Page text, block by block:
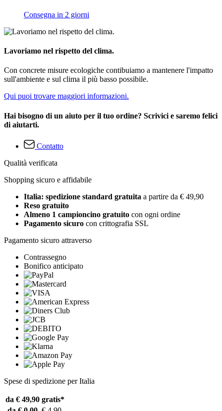
Consegna in 2 giorni
Lavoriamo nel rispetto del clima.
Con concrete misure ecologiche contibuiamo a mantenere l'impatto
sull'ambiente e sul clima il più basso possibile.
Qui puoi trovare maggiori informazioni.
Hai bisogno di un aiuto per il tuo ordine? Scrivici e saremo felici
di aiutarti.
Contatto
Qualità verificata
Shopping sicuro e affidabile
Italia: spedizione standard gratuita a partire da € 49,90
Reso gratuito
Almeno 1 campioncino gratuito con ogni ordine
Pagamento sicuro con crittografia SSL
Pagamento sicuro attraverso
Contrassegno
Bonifico anticipato
Spese di spedizione per Italia
da € 49,90 gratis*